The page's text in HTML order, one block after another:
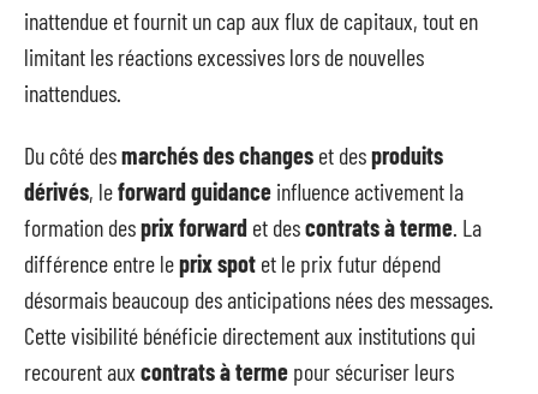
inattendue et fournit un cap aux flux de capitaux, tout en
limitant les réactions excessives lors de nouvelles
inattendues.
Du côté desmarchés des changes et desproduits
dérivés, leforward guidance influence activement la
formation desprix forward et descontrats à terme. La
différence entre leprix spot et le prix futur dépend
désormais beaucoup des anticipations nées des messages.
Cette visibilité bénéficie directement aux institutions qui
recourent aux contrats à terme pour sécuriser leurs